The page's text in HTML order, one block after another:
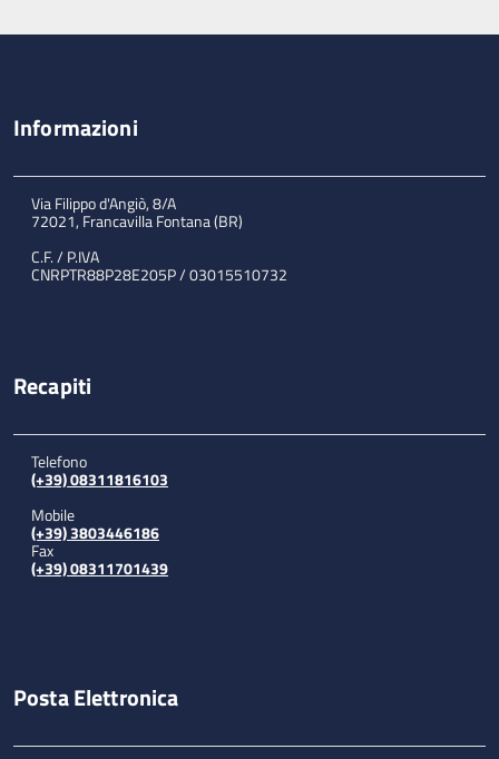
Informazioni
Via Filippo d'Angiò, 8/A
72021, Francavilla Fontana (BR)
C.F. / P.IVA
CNRPTR88P28E205P / 03015510732
Recapiti
Telefono
(+39) 08311816103
Mobile
(+39) 3803446186
Fax
(+39) 08311701439
Posta Elettronica